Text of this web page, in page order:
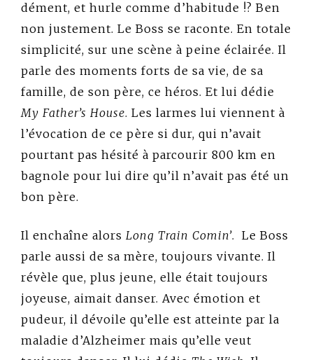
dément, et hurle comme d’habitude !? Ben
non justement. Le Boss se raconte. En totale
simplicité, sur une scène à peine éclairée. Il
parle des moments forts de sa vie, de sa
famille, de son père, ce héros. Et lui dédie
My Father’s House. Les larmes lui viennent à
l’évocation de ce père si dur, qui n’avait
pourtant pas hésité à parcourir 800 km en
bagnole pour lui dire qu’il n’avait pas été un
bon père.
Il enchaîne alors Long Train Comin’. Le Boss
parle aussi de sa mère, toujours vivante. Il
révèle que, plus jeune, elle était toujours
joyeuse, aimait danser. Avec émotion et
pudeur, il dévoile qu’elle est atteinte par la
maladie d’Alzheimer mais qu’elle veut